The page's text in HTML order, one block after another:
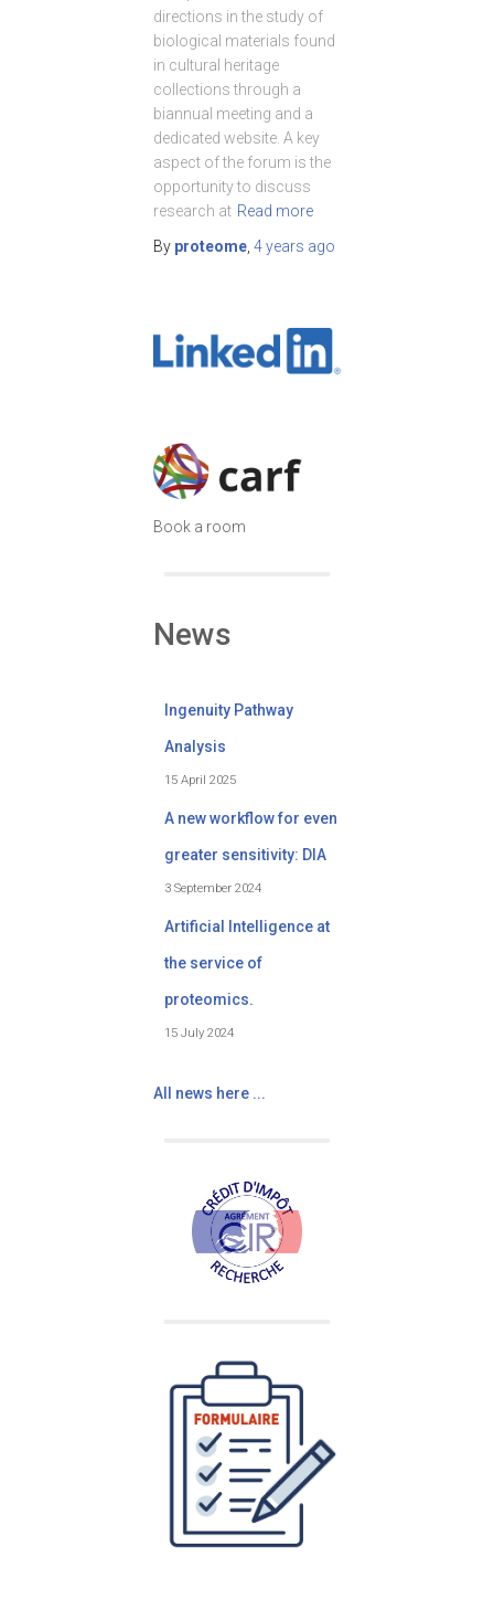
directions in the study of
biological materials found
in cultural heritage
collections through a
biannual meeting and a
dedicated website. A key
aspect of the forum is the
opportunity to discuss
research at Read more
By proteome, 4 years ago
Book a room
News
Ingenuity Pathway
Analysis
15 April 2025
A new workflow for even
greater sensitivity: DIA
3 September 2024
Artificial Intelligence at
the service of
proteomics.
15 July 2024
All news here ...